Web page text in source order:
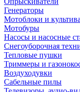
Генераторы
Мотоблоки и
Мотобуры
Насосы и насосные
Снегоуборочная
Тепловые пушки
Триммеры и
Воздуходувки
Сабельные пилы